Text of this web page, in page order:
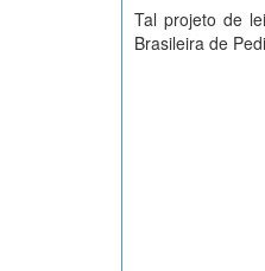
Tal projeto de
Brasileira de